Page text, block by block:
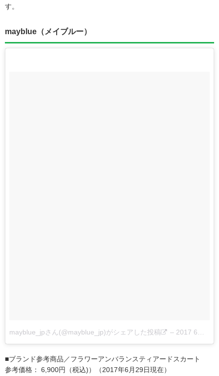
す。
mayblue（メイブルー）
mayblue_jpさん(@mayblue_jp)がシェアした投稿 – 2017 6月 28 5:56午後 PDT
■ブランド参考商品／フラワーアンバランスティアードスカート
参考価格： 6,900円（税込)）（2017年6月29日現在）